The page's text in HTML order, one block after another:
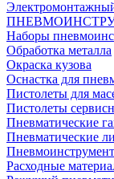
Наборы
Обработка металла
Окраска кузова
Оснастка для
Пистолеты для
Пистолеты
Пневматические
Пневматические
Расходные